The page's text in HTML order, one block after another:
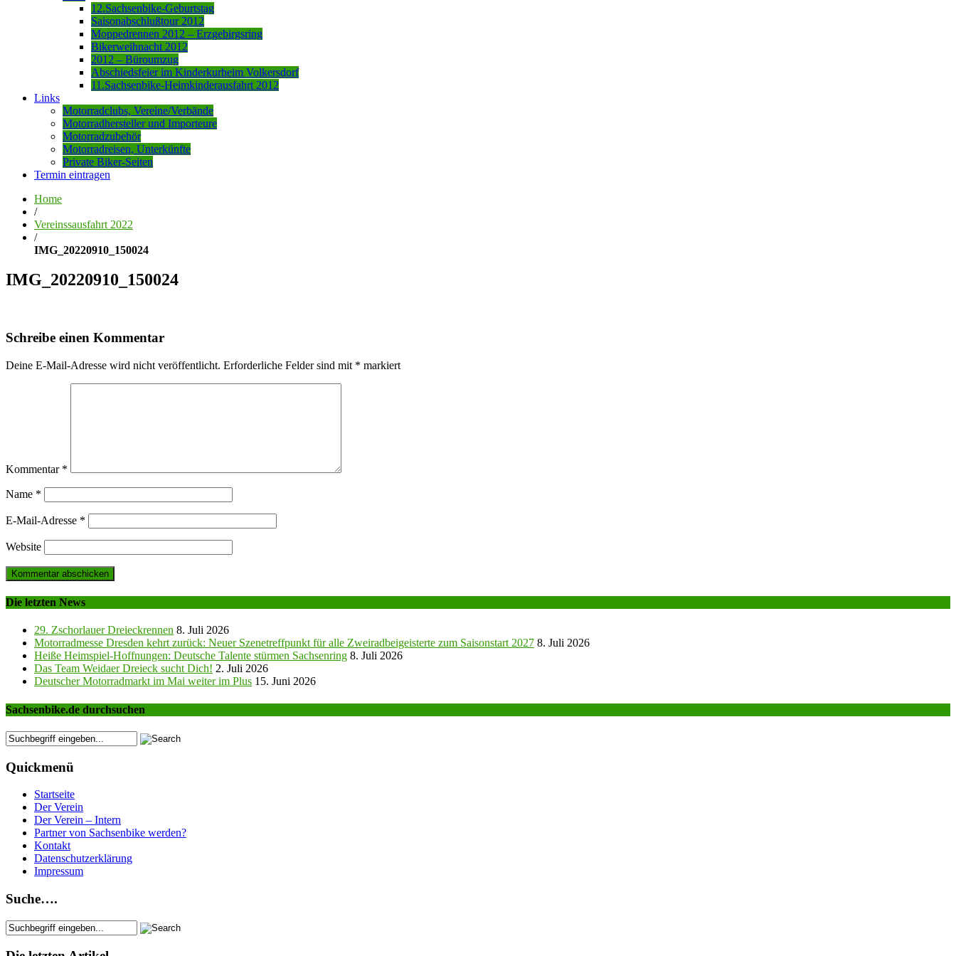
12.Sachsenbike-Geburtstag
Saisonabschlußtour 2012
Moppedrennen 2012 – Erzgebirgsring
Bikerweihnacht 2012
2012 – Büroumzug
Abschiedsfeier im Kinderkurheim Volkersdorf
11.Sachsenbike-Heimkinderausfahrt 2012
Links
Motorradclubs, Vereine/Verbände
Motorradhersteller und Importeure
Motorradzubehör
Motorradreisen, Unterkünfte
Private Biker-Seiten
Termin eintragen
Home
/
Vereinssausfahrt 2022
/
IMG_20220910_150024
IMG_20220910_150024
Schreibe einen Kommentar
Deine E-Mail-Adresse wird nicht veröffentlicht. Erforderliche Felder sind mit * markiert
Kommentar *
Name *
E-Mail-Adresse *
Website
Die letzten News
29. Zschorlauer Dreieckrennen 8. Juli 2026
Motorradmesse Dresden kehrt zurück: Neuer Szenetreffpunkt für alle Zweiradbeigeisterte zum Saisonstart 2027 8. Juli 2026
Heiße Heimspiel-Hoffnungen: Deutsche Talente stürmen Sachsenring 8. Juli 2026
Das Team Weidaer Dreieck sucht Dich! 2. Juli 2026
Deutscher Motorradmarkt im Mai weiter im Plus 15. Juni 2026
Sachsenbike.de durchsuchen
Quickmenü
Startseite
Der Verein
Der Verein – Intern
Partner von Sachsenbike werden?
Kontakt
Datenschutzerklärung
Impressum
Suche….